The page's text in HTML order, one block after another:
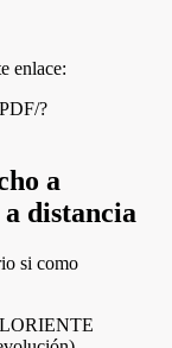
enlace:
?
a
distancia
si como